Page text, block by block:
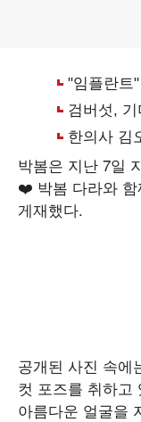
박봄은 지난 7일
❤️ 박봄 다라와 함
게재했다.
공개된 사진 속에
컷 포즈를 취하고
아름다운 얼굴을